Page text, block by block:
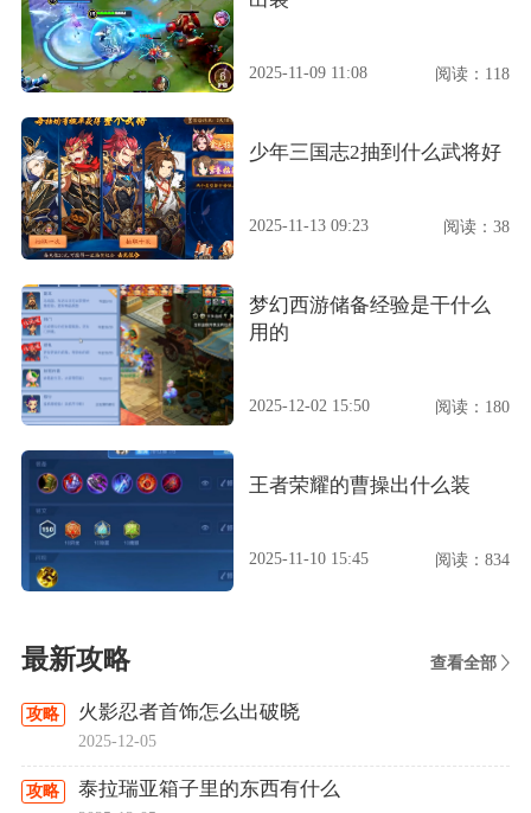
2025-11-09 11:08 阅读：118
少年三国志2抽到什么武将好
2025-11-13 09:23 阅读：38
梦幻西游储备经验是干什么
用的
2025-12-02 15:50 阅读：180
王者荣耀的曹操出什么装
2025-11-10 15:45 阅读：834
最新攻略 查看全部
攻略 火影忍者首饰怎么出破晓
2025-12-05
攻略 泰拉瑞亚箱子里的东西有什么